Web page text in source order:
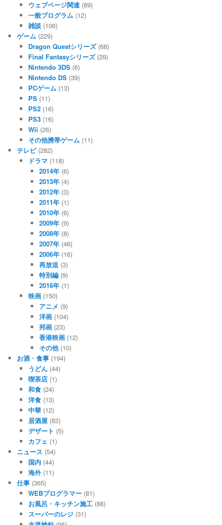
ウェブページ関連(89)
一般プログラム(12)
雑談(106)
ゲーム (229)
Dragon Questシリーズ(68)
Final Fantasyシリーズ(29)
Nintendo 3DS(6)
Nintendo DS(39)
PCゲーム(13)
PS(11)
PS2(16)
PS3(16)
Wii (26)
その他携帯ゲーム(11)
テレビ(282)
ドラマ(118)
2014年 (6)
2013年 (4)
2012年 (3)
2011年 (1)
2010年 (6)
2009年 (9)
2008年 (8)
2007年 (46)
2006年 (16)
再放送 (3)
特別編 (9)
2016年 (1)
映画(150)
アニメ (9)
洋画 (104)
邦画 (23)
香港映画 (12)
その他(10)
お酒・食事 (194)
うどん(44)
喫茶店(1)
和食(24)
洋食(13)
中華(12)
居酒屋(82)
デザート (5)
カフェ (1)
ニュース (54)
国内(44)
海外(11)
仕事 (365)
WEBプログラマー(81)
お風呂・キッチン施工(88)
スーパーのレジ(31)